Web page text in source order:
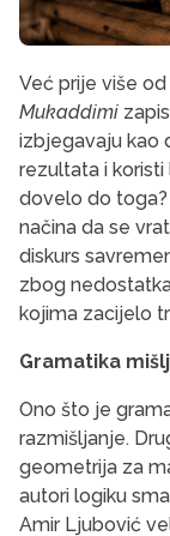
Već prije više
Mukaddimi
izbjegavaju kao
rezultata i koristi
dovelo do toga?
načina da se
diskurs
zbog
kojima zacijelo
Gramatika
Ono što je
razmišljanje.
geometrija za
autori logiku
Amir Ljubović